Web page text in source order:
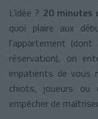
L’idée ? 20 minutes
quoi plaire aux
l'appartement (dont
réservation), on
impatients de vous
chiots, joueurs ou
empêcher de